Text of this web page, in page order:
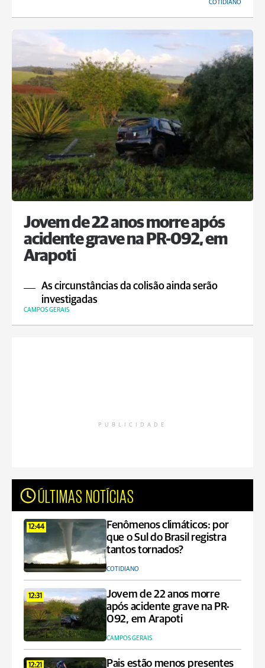
COTIDIANO
Jovem de 22 anos morre após
acidente grave na PR-092, em
Arapoti
As circunstâncias da colisão ainda serão
investigadas
CAMPOS GERAIS
PUBLICIDADE
ÚLTIMAS NOTÍCIAS
12:44
Fenômenos climáticos: por
que o Sul do Brasil registra
tantos tornados?
COTIDIANO
12:31
Jovem de 22 anos morre
após acidente grave na PR-
092, em Arapoti
CAMPOS GERAIS
12:21
Pais estão menos presentes